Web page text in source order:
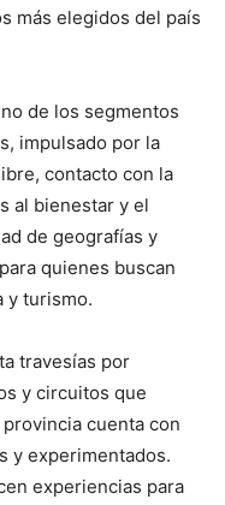
más elegidos del país
de los segmentos
impulsado por la
contacto con la
al bienestar y el
de geografías y
quienes buscan
y turismo.
travesías por
y circuitos que
cuenta con
y experimentados.
experiencias para